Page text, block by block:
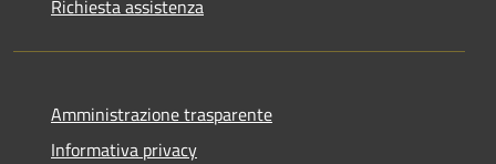
Richiesta assistenza
Amministrazione trasparente
Informativa privacy